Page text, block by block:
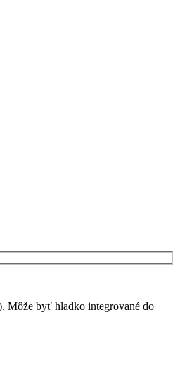
Môže byť hladko integrované do